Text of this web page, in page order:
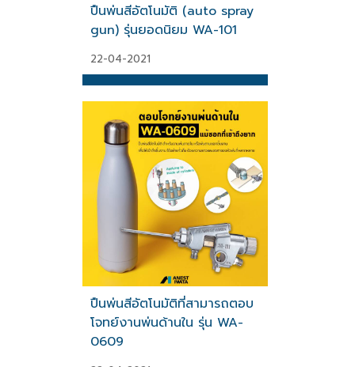
ปืนพ่นสีอัตโนมัติ (auto spray
gun) รุ่นยอดนิยม WA-101
22-04-2021
ปืนพ่นสีอัตโนมัติที่สามารถตอบ
โจทย์งานพ่นด้านใน รุ่น WA-
0609